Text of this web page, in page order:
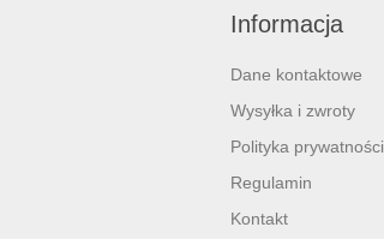
Informacja
Dane kontaktowe
Wysyłka i zwroty
Polityka prywatności
Regulamin
Kontakt